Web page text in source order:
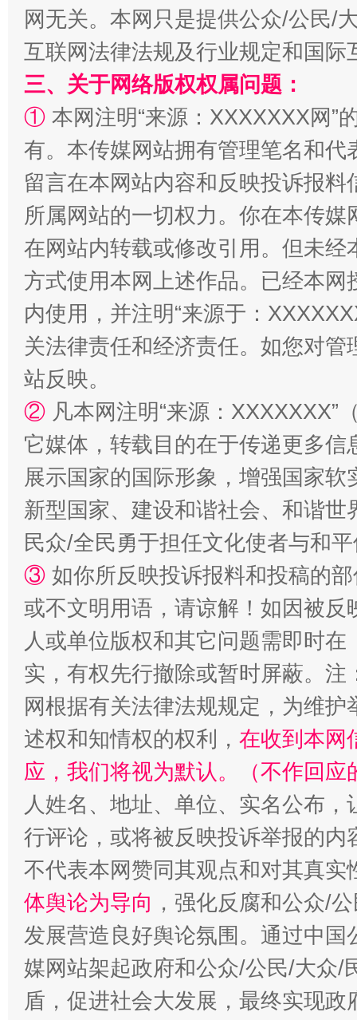
解纷+调解+退费，一次搞定
站台名比不上好声名
漫山遍野的桃花与雪山、麦地、白藏房 除
招工难、用工荒背后
网无关。本网只是提供公众/公民/
互联网法律法规及行业规定和国
三、关于网络版权权属问题：
① 本网注明“来源：XXXXXXX网”
有。本传媒网站拥有管理笔名和
留言在本网站内容和反映投诉报
所属网站的一切权力。你在本传
在网站内转载或修改引用。但未
方式使用本网上述作品。已经本
内使用，并注明“来源于：
关法律责任和经济责任。如您对
站反映。
② 凡本网注明“来源：
它媒体，转载目的在于传递更多
展示国家的国际形象，增强国家
新型国家、建设和谐社会、和谐
民众/全民勇于担任文化使者与和
③ 如你所反映投诉报料和投稿的
或不文明用语，请谅解！如因被
人或单位版权和其它问题需即时在
实，有权先行撤除或暂时屏蔽。
网根据有关法律法规规定，为维
述权和知情权的权利， 在收到本网
应，我们将视为默认。（不作回应
人姓名、地址、单位、实名公布
行评论，或将被反映投诉举报的
不代表本网赞同其观点和对其真实
体舆论为导向 ，强化反腐和公众/
发展营造良好舆论氛围。通过中
媒网站架起政府和公众/公民/大众/
盾，促进社会大发展，最终实现